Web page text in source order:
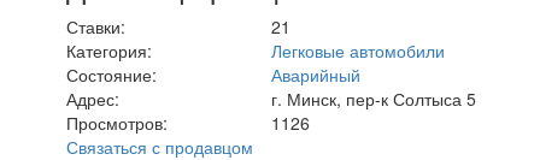
Ставки:
21
Категория:
Легковые автомобили
Состояние:
Аварийный
Адрес:
г. Минск, пер-к Солтыса 5
Просмотров:
1126
Связаться с продавцом